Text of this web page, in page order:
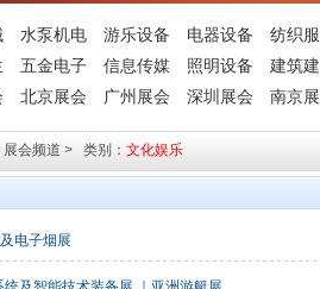
水泵机电 游乐设备 电器设备
纺织
五金电子 信息传媒 照明设备
建筑
北京展会 广州展会 深圳展会 南京
会频道 > 类别： 文化娱乐
电子烟展